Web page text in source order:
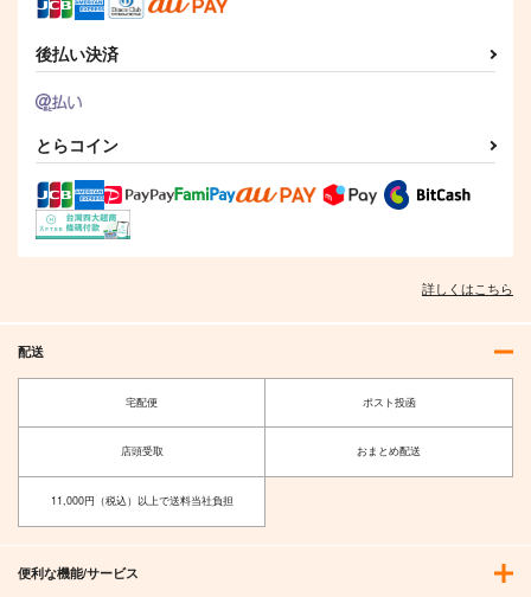
後払い決済
とらコイン
詳しくはこちら
配送
宅配便 ポスト投函
店頭受取 おまとめ配送
11,000円（税込）以上で送料当社負担
便利な機能/サービス